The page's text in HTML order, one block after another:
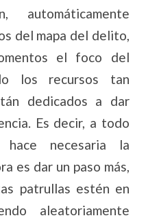
automáticamente
del mapa del delito,
el foco del
los recursos tan
dedicados a dar
Es decir, a todo
necesaria la
es dar un paso más,
patrullas estén en
aleatoriamente